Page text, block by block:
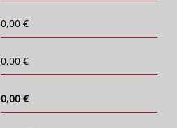
0,00 €
0,00 €
0,00 €